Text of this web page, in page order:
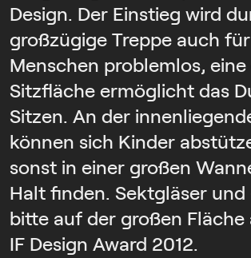
Design. Der Einstieg wird
großzügige Treppe auch
Menschen problemlos,
Sitzfläche ermöglicht das
Sitzen. An der
können sich Kinder
sonst in einer großen
Halt finden. Sektgläser und
bitte auf der großen Fläche
IF Design Award 2012.